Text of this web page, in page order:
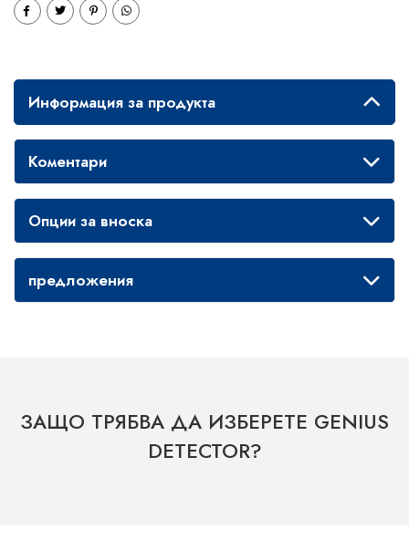
Информация за продукта
Коментари
Опции за вноска
предложения
ЗАЩО ТРЯБВА ДА ИЗБЕРЕТЕ GENIUS
DETECTOR?